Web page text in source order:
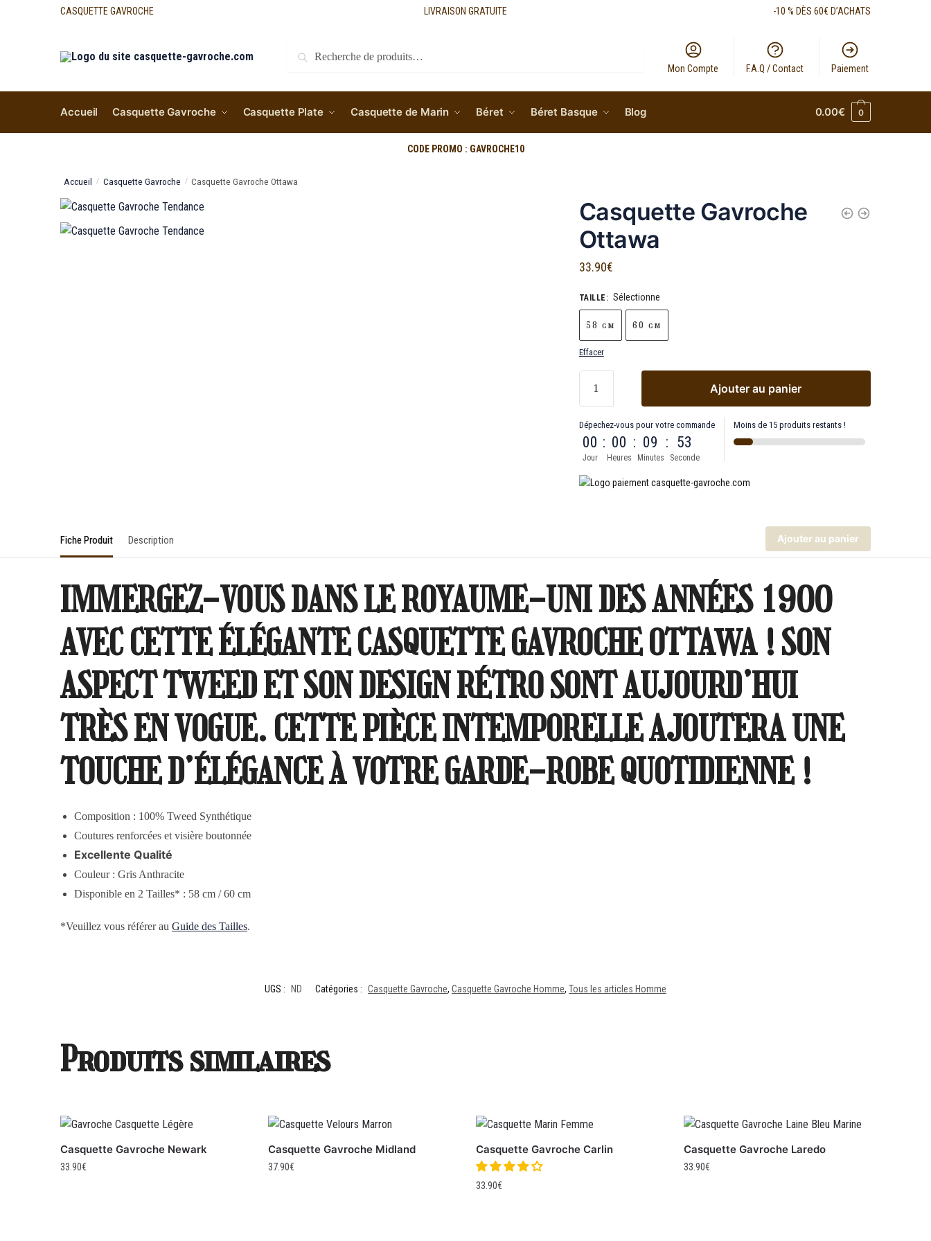
CASQUETTE GAVROCHE LIVRAISON GRATUITE -10 % DÈS 60€ D’ACHATS
Recherche
Mon Compte F.A.Q / Contact Paiement
Accueil Casquette Gavroche Casquette Plate Casquette de Marin Béret Béret Basque Blog 0.00€ 0
CODE PROMO : GAVROCHE10
Accueil / Casquette Gavroche / Casquette Gavroche Ottawa
Casquette Gavroche
Ottawa
33.90€
TAILLE : Sélectionne
58 cm 60 cm
Effacer
Ajouter au panier
Dépechez-vous pour votre commande
00
Jour
: 00
Heures
: 09
Minutes
: 53
Seconde
Moins de 15 produits restants !
Fiche Produit Description Ajouter au panier
IMMERGEZ-VOUS DANS LE ROYAUME-UNI DES ANNÉES 1900
AVEC CETTE ÉLÉGANTE CASQUETTE GAVROCHE OTTAWA ! SON
ASPECT TWEED ET SON DESIGN RÉTRO SONT AUJOURD’HUI
TRÈS EN VOGUE. CETTE PIÈCE INTEMPORELLE AJOUTERA UNE
TOUCHE D’ÉLÉGANCE À VOTRE GARDE-ROBE QUOTIDIENNE !
Composition : 100% Tweed Synthétique
Coutures renforcées et visière boutonnée
Excellente Qualité
Couleur : Gris Anthracite
Disponible en 2 Tailles* : 58 cm / 60 cm
*Veuillez vous référer au Guide des Tailles.
UGS : ND Catégories : Casquette Gavroche, Casquette Gavroche Homme, Tous les articles Homme
Produits similaires
Casquette Gavroche Newark
33.90€
Casquette Gavroche Midland
37.90€
Casquette Gavroche Carlin
33.90€
Casquette Gavroche Laredo
33.90€